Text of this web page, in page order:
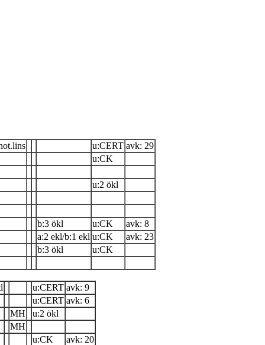
u:CERT avk: 29
u:CK
u:2 ökl
b:3 ökl u:CK
avk: 8
a:2 ekl/b:1 ekl u:CK
avk: 23
b:3 ökl
u:CK
u:CERT avk: 9
u:CERT avk: 6
MH
u:2 ökl
MH
u:CK
avk: 20